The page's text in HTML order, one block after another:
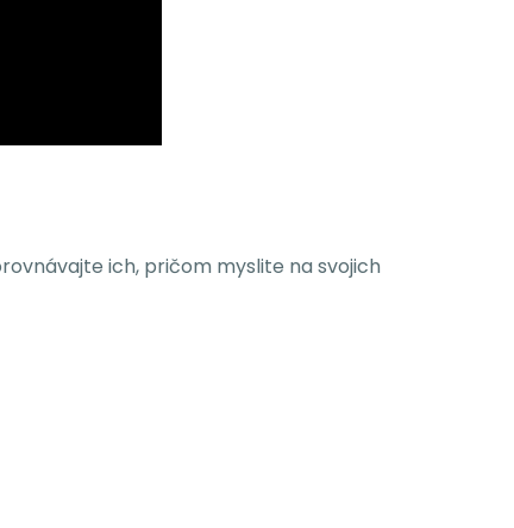
ich, pričom myslite na svojich